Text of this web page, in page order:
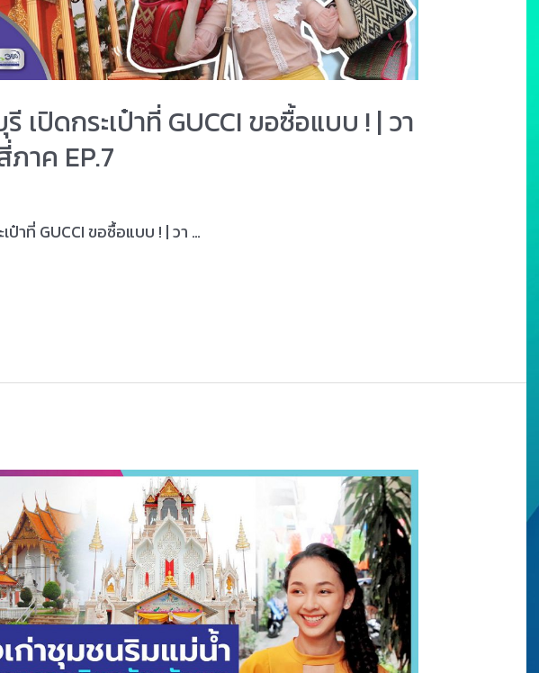
เปิดกระเป๋าที่ GUCCI ขอซื้อแบบ ! | วา
าค EP.7
ป๋าที่ GUCCI ขอซื้อแบบ ! | วา …